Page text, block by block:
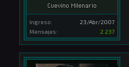
Cuevino Milenario
Ingreso:
23/Abr/2007
Mensajes:
2.237